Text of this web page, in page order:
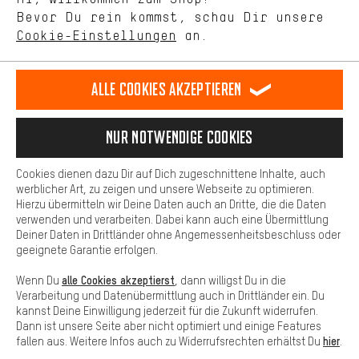
Deutsch
DE english
EN español
ES français
FR
VERTRAG WIDERRUFEN Aachener Community Affiliateprogramm
Datenschutz Allgemeine Geschäftsbedingungen
Hinweisgebersystem Hinweise zur Batterieentsorgung
Cookie-Einstellungen Kontrast ändern
Alle Preise verstehen sich in Euro und exkl. MwSt zuzüglich
Versandkostenfür Lieferung nachUSA.
Bevor Du rein kommst, schau Dir unsere
Cookie-Einstellungen an.
selbst Einfluss auf die Verbesserung unserer Webseite und
unseres Shop-Angebots.
Dein Shopping-Erlebnis wird komfortabler. Mit Komfort-Cookies
stellen wir Verknüpfungen zu Social Media Plattformen her. So
können wir dir weitere nützliche Inhalte und Informationen zur
Verfügung stellen. Zudem hast du die Möglichkeit zusätzliche
Services zu nutzen, die es dir erleichtern die richtigen Produkte zu
finden. Beispielsweise bieten wir eine Chat-Funktion an, damit
Fragen schnell und unkompliziert beantwortet werden können.
Basis
Basis-Cookies gewährleisten, dass Du unsere Webseite
grundsätzlich nutzen kannst.
Alle Cookies akzeptieren
Nur Notwendige Cookies
Cookies dienen dazu Dir auf Dich zugeschnittene Inhalte, auch
werblicher Art, zu zeigen und unsere Webseite zu optimieren.
Hierzu übermitteln wir Deine Daten auch an Dritte, die die Daten
verwenden und verarbeiten. Dabei kann auch eine Übermittlung
Deiner Daten in Drittländer ohne Angemessenheitsbeschluss oder
geeignete Garantie erfolgen.
Wenn Du alle Cookies akzeptierst , dann willigst Du in die
Verarbeitung und Datenübermittlung auch in Drittländer ein. Du
kannst Deine Einwilligung jederzeit für die Zukunft widerrufen.
Dann ist unsere Seite aber nicht optimiert und einige Features
fallen aus. Weitere Infos auch zu Widerrufsrechten erhältst Du hier